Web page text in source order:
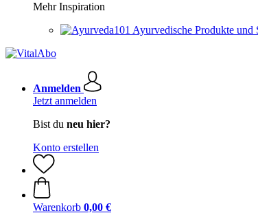
Mehr Inspiration
Ayurvedische Produkte und
Anmelden
Jetzt anmelden
Bist du neu hier?
Konto erstellen
Warenkorb 0,00 €